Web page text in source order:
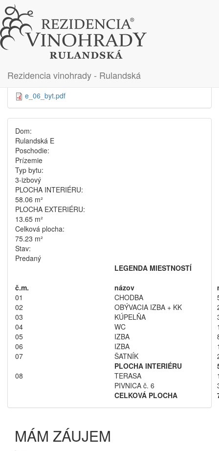
Skočiť na hlavný obsah
Rezidencia vinohrady - Rulandská
Byt 06
e_06_byt.pdf
Dom:
Rulandská E
Poschodie:
Prízemie
Typ bytu:
3-izbový
PLOCHA INTERIÉRU:
58.06 m²
PLOCHA EXTERIÉRU:
13.65 m²
Celková plocha:
75.23 m²
Stav:
Predaný
LEGENDA MIESTNOSTÍ
č.m.
názov
01
CHODBA
02
OBÝVACIA IZBA + KK
03
KÚPELŇA
04
WC
05
IZBA
06
IZBA
07
ŠATNÍK
PLOCHA INTERIÉRU
08
TERASA
PIVNICA č. 6
CELKOVÁ PLOCHA
MÁM ZÁUJEM